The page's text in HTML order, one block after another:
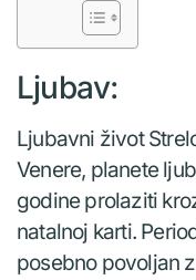
Ljubav:
Ljubavni život
Venere, planete
godine prolaziti
natalnoj karti.
posebno povoljan